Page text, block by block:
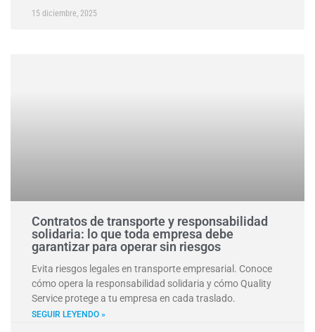
15 diciembre, 2025
Contratos de transporte y responsabilidad
solidaria: lo que toda empresa debe
garantizar para operar sin riesgos
Evita riesgos legales en transporte empresarial. Conoce
cómo opera la responsabilidad solidaria y cómo Quality
Service protege a tu empresa en cada traslado.
SEGUIR LEYENDO »